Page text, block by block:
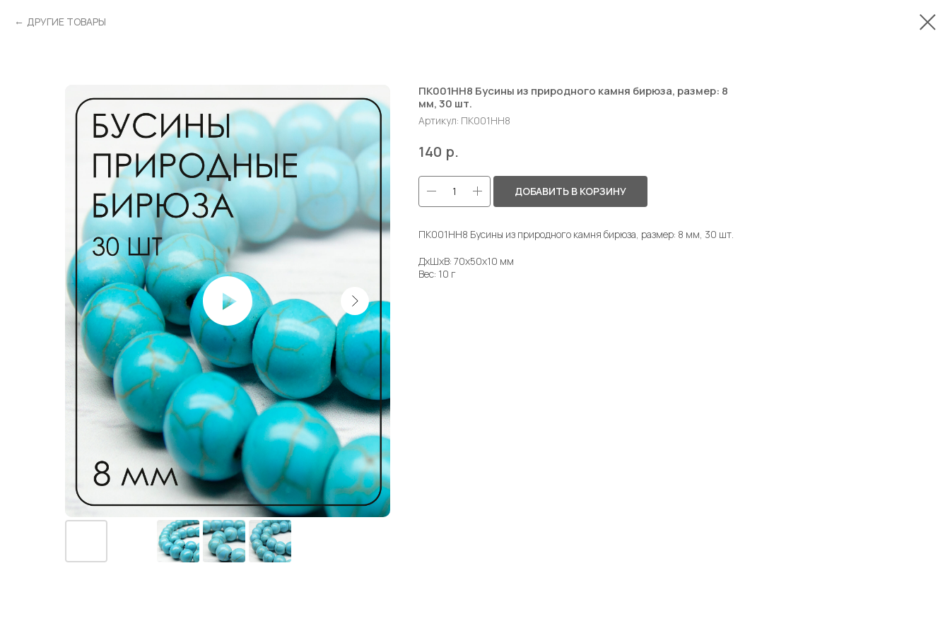
ДРУГИЕ ТОВАРЫ
ПК001НН8 Бусины из природного камня бирюза, размер: 8
мм, 30 шт.
Артикул: ПК001НН8
140 р.
ДОБАВИТЬ В КОРЗИНУ
ПК001НН8 Бусины из природного камня бирюза, размер: 8 мм, 30 шт.
ДxШxВ: 70x50x10 мм
Вес: 10 г